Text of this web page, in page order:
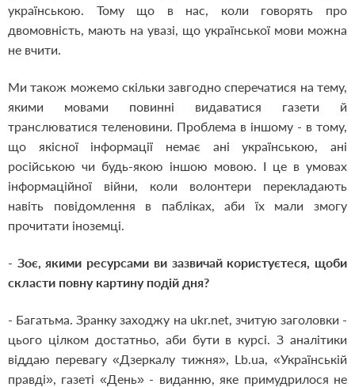
українською. Тому що в нас, коли говорять про
двомовність, мають на увазі, що української мови можна
не вчити.
Ми також можемо скільки завгодно сперечатися на тему,
якими мовами повинні видаватися газети й
транслюватися теленовини. Проблема в іншому - в тому,
що якісної інформації немає ані українською, ані
російською чи будь-якою іншою мовою. І це в умовах
інформаційної війни, коли волонтери перекладають
навіть повідомлення в пабліках, аби їх мали змогу
прочитати іноземці.
- Зоє, якими ресурсами ви зазвичай користуєтеся, щоби
скласти повну картину подій дня?
- Багатьма. Зранку заходжу на ukr.net, зчитую заголовки -
цього цілком достатньо, аби бути в курсі. З аналітики
віддаю перевагу «Дзеркалу тижня», Lb.ua, «Українській
правді», газеті «День» - виданню, яке примудрилося не